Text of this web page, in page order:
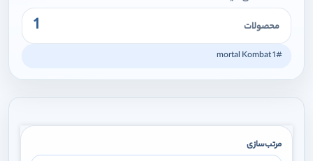
محصولات 1
#mortal Kombat 1
مرتب‌سازی